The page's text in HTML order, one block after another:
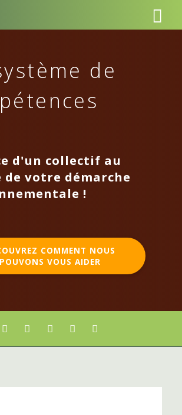
de
d'un collectif au
de votre démarche
!
COMMENT NOUS
POUVONS VOUS AIDER